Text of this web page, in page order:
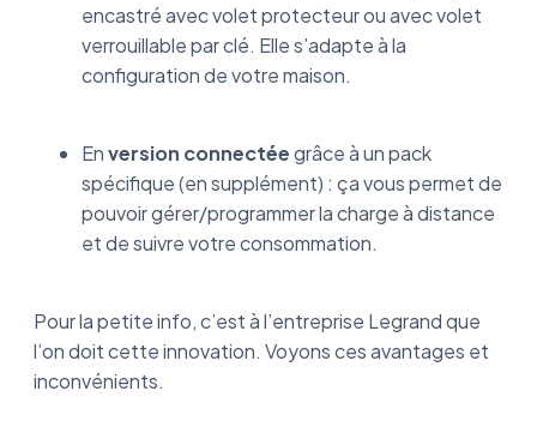
encastré avec volet protecteur ou avec volet
verrouillable par clé. Elle s’adapte à la
configuration de votre maison.
Enversion connectéegrâce à un pack
spécifique (en supplément) : ça vous permet de
pouvoir gérer/programmer la charge à distance
et de suivre votre consommation.
Pour la petite info, c’est à l’entreprise Legrand que
l’on doit cette innovation. Voyons ces avantages et
inconvénients.